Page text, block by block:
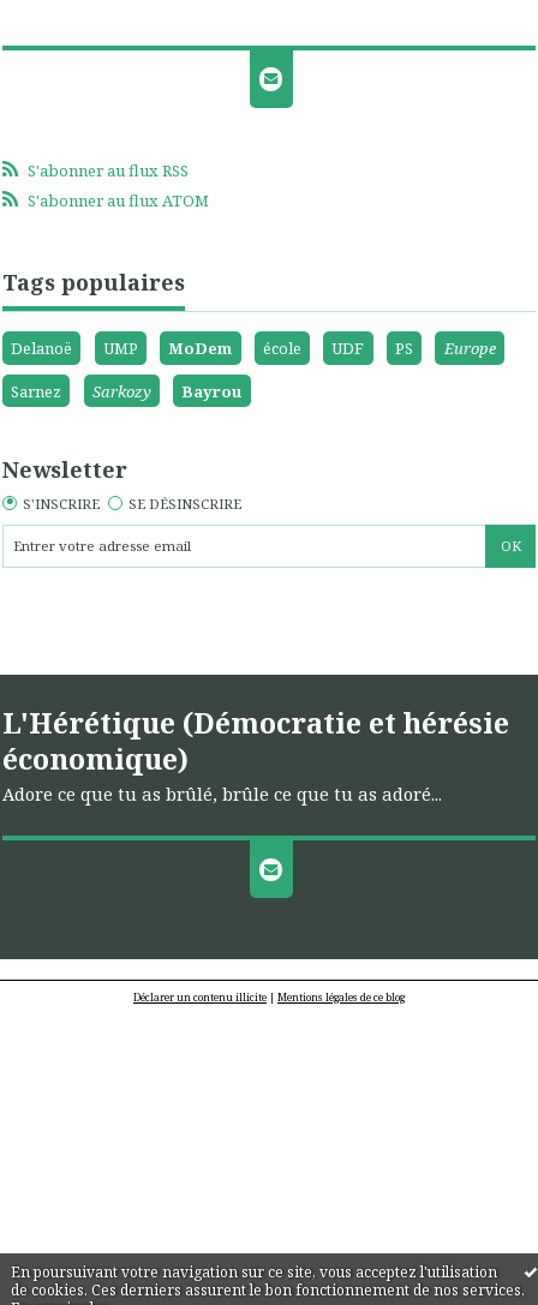
En poursuivant votre navigation sur ce site, vous acceptez l'utilisation
de cookies. Ces derniers assurent le bon fonctionnement de nos services.
S'abonner au flux RSS
S'abonner au flux ATOM
Tags populaires
Delanoë UMP MoDem école UDF PS
Europe
Sarnez
Sarkozy Bayrou
Newsletter
S'INSCRIRE SE DÉSINSCRIRE
L'Hérétique (Démocratie et hérésie
économique)
Adore ce que tu as brûlé, brûle ce que tu as adoré...
Déclarer un contenu illicite | Mentions légales de ce blog